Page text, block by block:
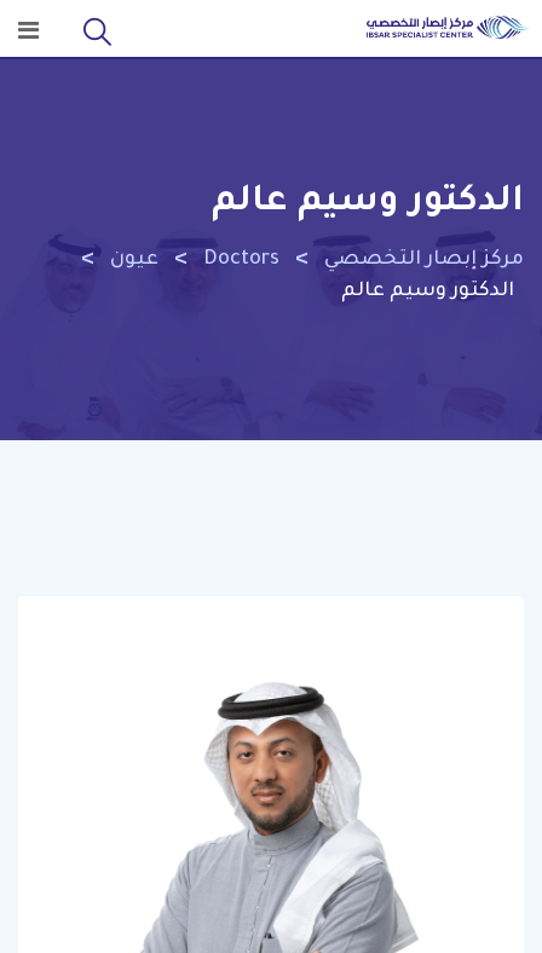
Skip
الدكتور وسيم عالم
مركز إبصار التخصصي >
Doctors
> عيون >
الدكتور وسيم عالم